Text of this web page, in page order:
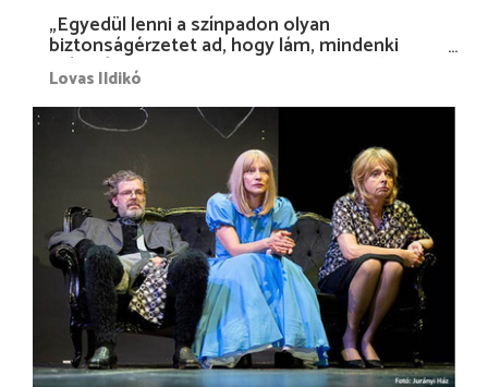
„Egyedül lenni a színpadon olyan
biztonságérzetet ad, hogy lám, mindenki
más nélkül is megvagyok magammal…”
Lovas Ildikó